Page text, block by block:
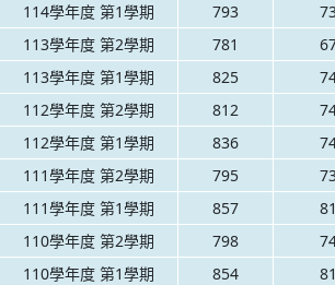
114學年度 第1學期 793
113學年度 第2學期
781
113學年度 第1學期
825
112學年度 第2學期
812
112學年度 第1學期
836
111學年度 第2學期
795
111學年度 第1學期
857
110學年度 第2學期
798
110學年度 第1學期
854